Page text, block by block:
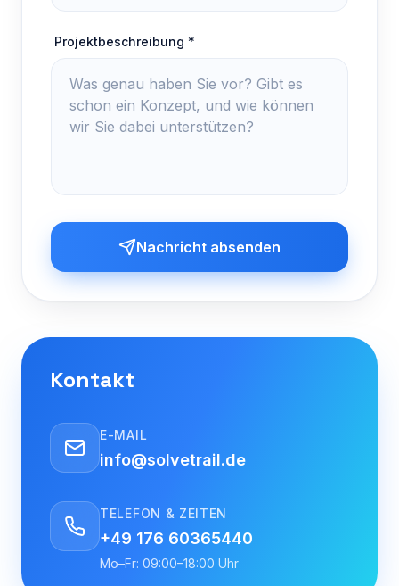
Projektbeschreibung *
Nachricht absenden
Kontakt
E-MAIL
info@solvetrail.de
TELEFON & ZEITEN
+49 176 60365440
Mo–Fr: 09:00–18:00 Uhr